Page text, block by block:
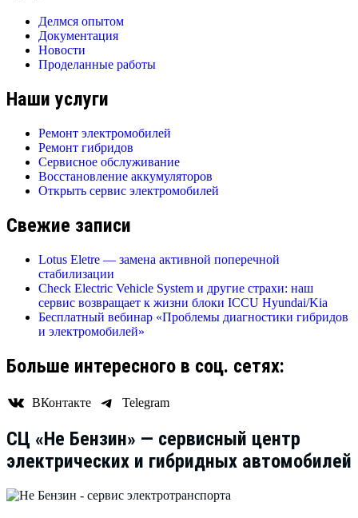
Делмся опытом
Документация
Новости
Проделанные работы
Наши услуги
Ремонт электромобилей
Ремонт гибридов
Сервисное обслуживание
Восстановление аккумуляторов
Открыть сервис электромобилей
Свежие записи
Lotus Eletre — замена активной поперечной
стабилизации
Check Electric Vehicle System и другие страхи: наш
сервис возвращает к жизни блоки ICCU Hyundai/Kia
Бесплатный вебинар «Проблемы диагностики гибридов
и электромобилей»
Больше интересного в соц. сетях:
ВКонтакте Telegram
СЦ «Не Бензин» — cервисный центр
электрических и гибридных автомобилей